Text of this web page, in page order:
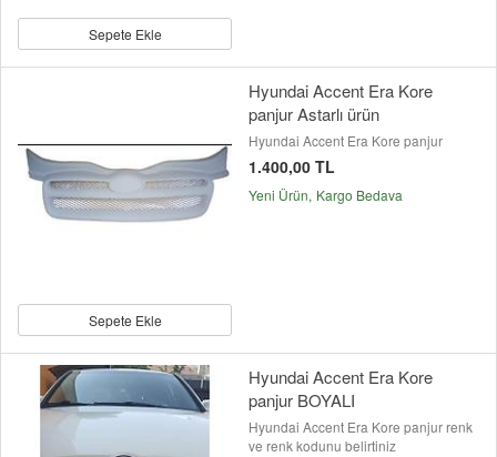
Sepete Ekle
Sepete Ekle
Hyundai Accent Era Kore
panjur Astarlı ürün
Hyundai Accent Era Kore panjur
1.400,00 TL
Yeni Ürün Kargo Bedava
Hyundai Accent Era Kore
panjur BOYALI
Hyundai Accent Era Kore panjur renk
ve renk kodunu belirtiniz